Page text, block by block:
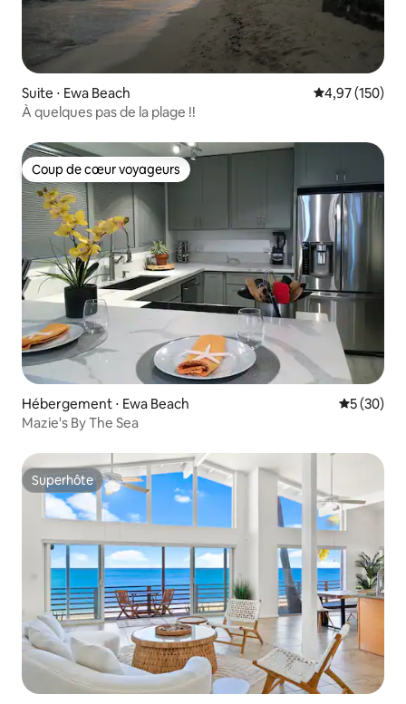
Suite ⋅ Ewa Beach Évaluation
4,97 (150)
À quelques pas de la plage !!
Coup de cœur voyageurs
Coup de cœur voyageurs
Hébergement ⋅ Ewa Beach
5 (30)
Mazie's By The Sea
Superhôte
Superhôte